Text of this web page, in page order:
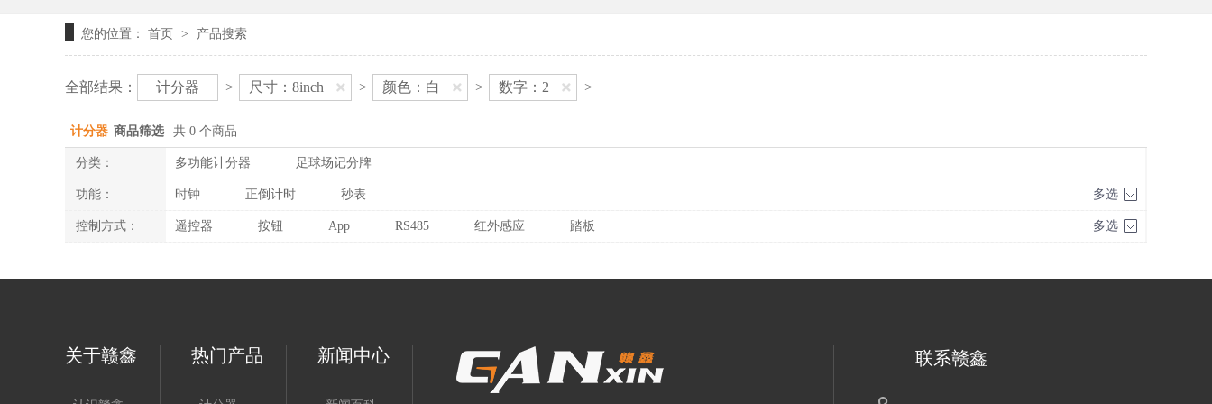
您的位置： 首页 > 产品搜索
全部结果： 计分器 > 尺寸：8inch > 颜色：白 > 数字：2 >
计分器 商品筛选 共 0 个商品
分类： 多功能计分器 足球场记分牌
功能： 时钟 正倒计时 秒表 多选
控制方式： 遥控器 按钮 App RS485 红外感应 踏板 多选
关于赣鑫 热门产品 新闻中心 联系赣鑫